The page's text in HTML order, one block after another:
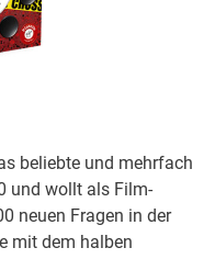
beliebte und mehrfach
und wollt als Film-
neuen Fragen in der
mit dem halben